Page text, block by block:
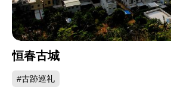
恒春古城
#古跡巡礼